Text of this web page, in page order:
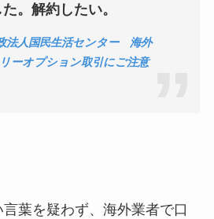
。解約したい。
法人国民生活センター 海外
ーオプション取引にご注意
葉を疑わず、海外業者で口